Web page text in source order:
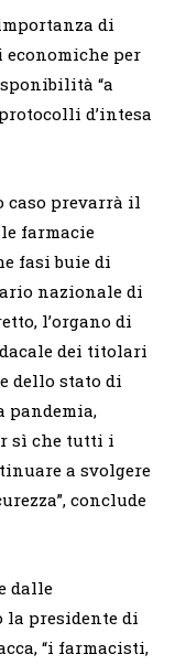
di
per
“a
d’intesa
caso prevarrà il
farmacie
fasi buie di
nazionale di
l’organo di
dei titolari
dello stato di
pandemia,
sì che tutti i
a svolgere
conclude
dalle
presidente di
“i farmacisti,